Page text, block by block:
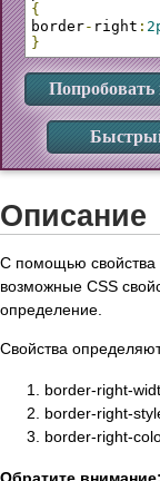
{
border- right :
}
Попробовать
Описание
С помощью свойства
возможные CSS
определение.
Свойства
border-right-
border-right-
border-right-